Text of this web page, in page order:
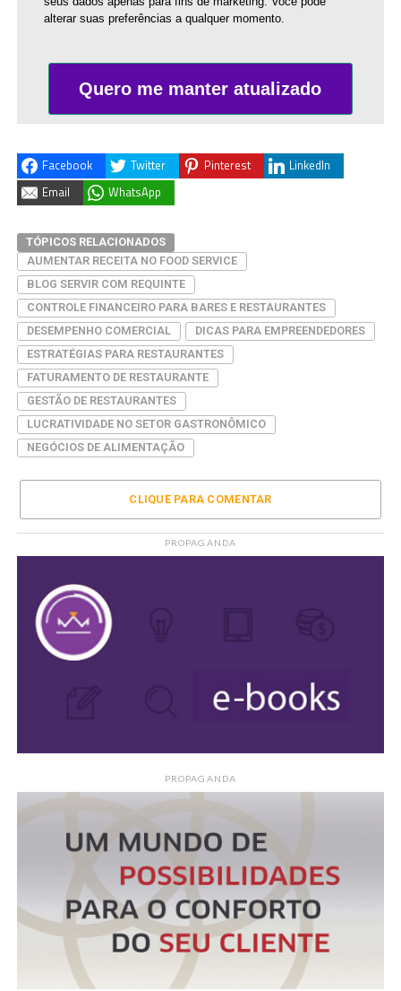
alterar suas preferências a qualquer momento.
Quero me manter atualizado
Facebook Twitter Pinterest
LinkedIn
Email
WhatsApp
TÓPICOS RELACIONADOS
AUMENTAR RECEITA NO FOOD SERVICE
BLOG SERVIR COM REQUINTE
CONTROLE FINANCEIRO PARA BARES E RESTAURANTES
DESEMPENHO COMERCIAL
DICAS PARA EMPREENDEDORES
ESTRATÉGIAS PARA RESTAURANTES
FATURAMENTO DE RESTAURANTE
GESTÃO DE RESTAURANTES
LUCRATIVIDADE NO SETOR GASTRONÔMICO
NEGÓCIOS DE ALIMENTAÇÃO
CLIQUE PARA COMENTAR
PROPAGANDA
PROPAGANDA